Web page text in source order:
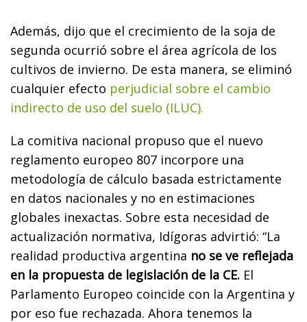
Además, dijo que el crecimiento de la soja de
segunda ocurrió sobre el área agrícola de los
cultivos de invierno. De esta manera, se eliminó
cualquier efecto perjudicial sobre el cambio
indirecto de uso del suelo (ILUC).
La comitiva nacional propuso que el nuevo
reglamento europeo 807 incorpore una
metodología de cálculo basada estrictamente
en datos nacionales y no en estimaciones
globales inexactas. Sobre esta necesidad de
actualización normativa, Idígoras advirtió: “La
realidad productiva argentina no se ve reflejada
en la propuesta de legislación de la CE. El
Parlamento Europeo coincide con la Argentina y
por eso fue rechazada. Ahora tenemos la